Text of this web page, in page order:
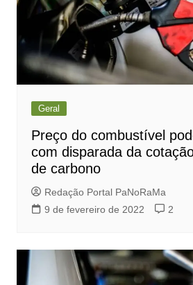
Geral
Preço do combustível
com disparada da
de carbono
Redação Portal PaNoRaMa
9 de fevereiro de 2022
2